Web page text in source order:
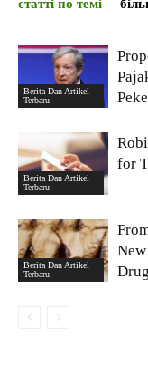
статті по темі
Berita Dan Artikel
Terbaru
Berita Dan Artikel
Terbaru
for
Berita Dan Artikel
Terbaru